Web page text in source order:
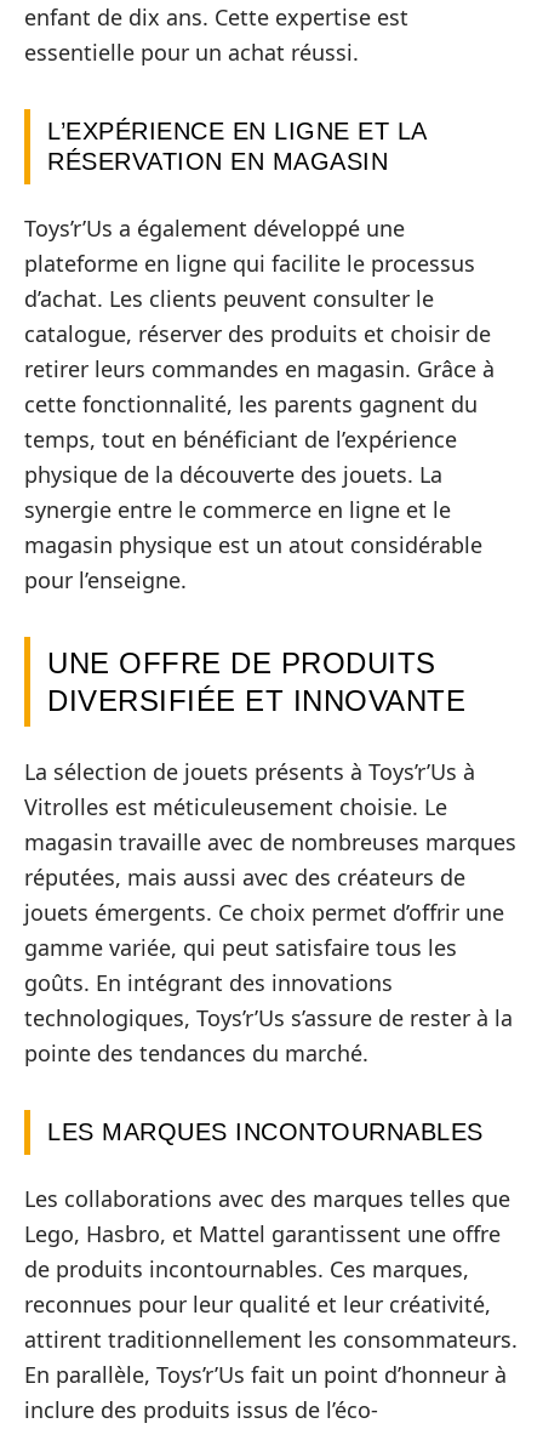
enfant de dix ans. Cette expertise est
essentielle pour un achat réussi.
L’EXPÉRIENCE EN LIGNE ET LA
RÉSERVATION EN MAGASIN
Toys’r’Us a également développé une
plateforme en ligne qui facilite le processus
d’achat. Les clients peuvent consulter le
catalogue, réserver des produits et choisir de
retirer leurs commandes en magasin. Grâce à
cette fonctionnalité, les parents gagnent du
temps, tout en bénéficiant de l’expérience
physique de la découverte des jouets. La
synergie entre le commerce en ligne et le
magasin physique est un atout considérable
pour l’enseigne.
UNE OFFRE DE PRODUITS
DIVERSIFIÉE ET INNOVANTE
La sélection de jouets présents à Toys’r’Us à
Vitrolles est méticuleusement choisie. Le
magasin travaille avec de nombreuses marques
réputées, mais aussi avec des créateurs de
jouets émergents. Ce choix permet d’offrir une
gamme variée, qui peut satisfaire tous les
goûts. En intégrant des innovations
technologiques, Toys’r’Us s’assure de rester à la
pointe des tendances du marché.
LES MARQUES INCONTOURNABLES
Les collaborations avec des marques telles que
Lego, Hasbro, et Mattel garantissent une offre
de produits incontournables. Ces marques,
reconnues pour leur qualité et leur créativité,
attirent traditionnellement les consommateurs.
En parallèle, Toys’r’Us fait un point d’honneur à
inclure des produits issus de l’éco-